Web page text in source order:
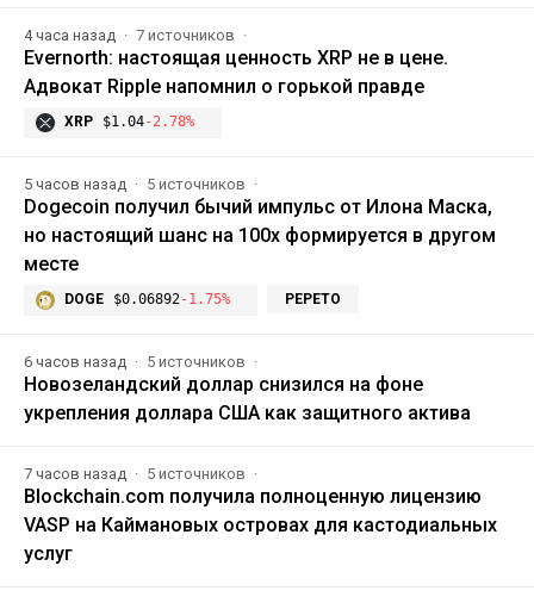
4 часа назад 7 источников
Evernorth: настоящая ценность XRP не в цене.
Адвокат Ripple напомнил о горькой правде
XRP $1.04-2.78%
5 часов назад 5 источников
Dogecoin получил бычий импульс от Илона Маска,
но настоящий шанс на 100x формируется в другом
месте
DOGE $0.06892-1.75% PEPETO
6 часов назад 5 источников
Новозеландский доллар снизился на фоне
укрепления доллара США как защитного актива
7 часов назад 5 источников
Blockchain.com получила полноценную лицензию
VASP на Каймановых островах для кастодиальных
услуг